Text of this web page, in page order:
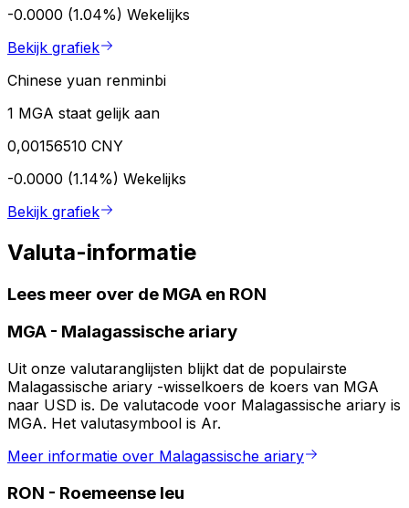
-0.0000 (1.04%) Wekelijks
Bekijk grafiek
Chinese yuan renminbi
1 MGA staat gelijk aan
0,00156510 CNY
-0.0000 (1.14%) Wekelijks
Bekijk grafiek
Valuta-informatie
Lees meer over de MGA en RON
MGA - Malagassische ariary
Uit onze valutaranglijsten blijkt dat de populairste
Malagassische ariary -wisselkoers de koers van MGA
naar USD is. De valutacode voor Malagassische ariary is
MGA. Het valutasymbool is Ar.
Meer informatie over Malagassische ariary
RON - Roemeense leu